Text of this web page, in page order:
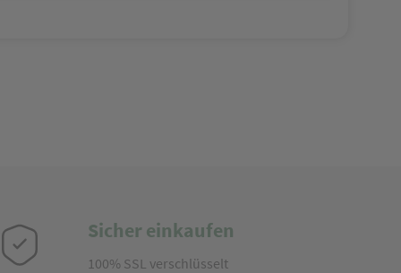
Sicher einkaufen
100% SSL verschlüsselt